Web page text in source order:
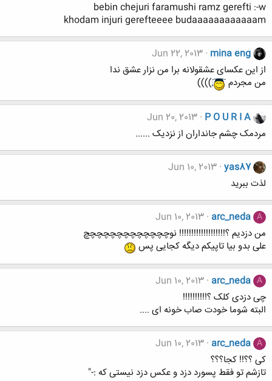
bebin chejuri faramushi ramz gerefti :-w
khodam injuri gerefteeee budaaaaaaaaaaaam
mina eng
Jun 22, 2013
از این عکسای عشقولانه برا من نزار عشق ندا
من مجردم
))))
P O U R I A
Jun 20, 2013
مردمک چشم جانداران از نزدیک ......
yas87
Jun 10, 2013
لذت ببرید
A
arc_neda
Jun 10, 2013
من دزدیم ؟!!!!!!!!!!!!!!!!!!! نوچچچچچچچچچچچچچ
علی بدو بیا تاپیکم دیگه کجایی پس
A
arc_neda
Jun 10, 2013
چی دزدی کلک ؟!!!!!!!!!!
البته شوما خودت صاب خونه ای ....
A
arc_neda
Jun 10, 2013
کی ؟؟!! کجا؟؟؟
تازشم تو فقط پسورد دزد و عکس دزد نیستی که :-"